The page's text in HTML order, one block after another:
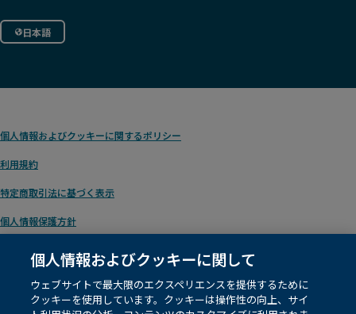
日本語
個人情報およびクッキーに関するポリシー
利用規約
特定商取引法に基づく表示
個人情報保護方針
© 1996 – 2026Pearson. テキスト/データマイニング、および人工知能や類似技術
の学習に関する権利を含め、すべての権利を留保します。
個人情報およびクッキーに関して
ウェブサイトで最大限のエクスペリエンスを提供するために
クッキーを使用しています。クッキーは操作性の向上、サイ